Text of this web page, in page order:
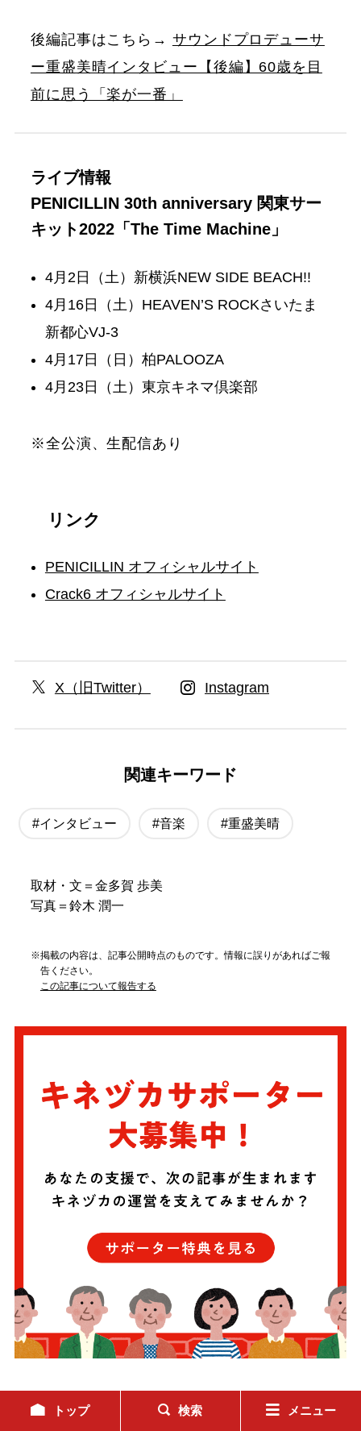
トップ 検索 メニュー
後編記事はこちら→ サウンドプロデューサ
ー重盛美晴インタビュー【後編】60歳を目
前に思う「楽が一番」
ライブ情報
PENICILLIN 30th anniversary 関東サー
キット2022「The Time Machine」
4月2日（土）新横浜NEW SIDE BEACH!!
4月16日（土）HEAVEN’S ROCKさいたま
新都心VJ-3
4月17日（日）柏PALOOZA
4月23日（土）東京キネマ倶楽部
※全公演、生配信あり
リンク
PENICILLIN オフィシャルサイト
Crack6 オフィシャルサイト
X（旧Twitter） Instagram
関連キーワード
#インタビュー #音楽 #重盛美晴
取材・文＝金多賀 歩美
写真＝鈴木 潤一
※掲載の内容は、記事公開時点のものです。情報に誤りがあればご報
告ください。
この記事について報告する
この記事を家族・友だちに教える